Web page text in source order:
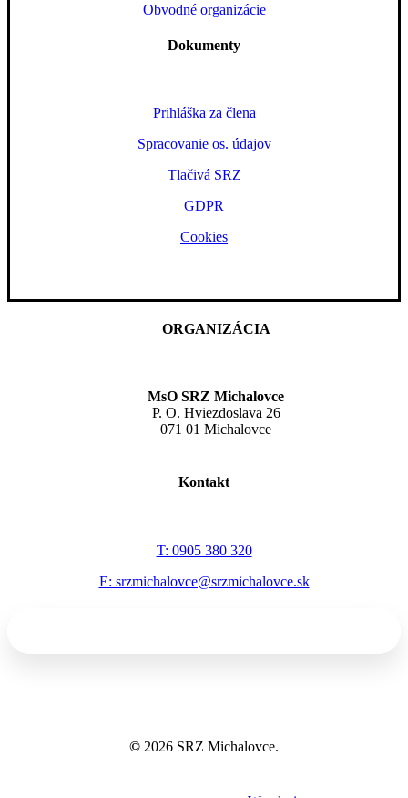
Obvodné organizácie
Dokumenty
Prihláška za člena
Spracovanie os. údajov
Tlačivá SRZ
GDPR
Cookies
ORGANIZÁCIA
MsO SRZ Michalovce
P. O. Hviezdoslava 26
071 01 Michalovce
Kontakt
T: 0905 380 320
E: srzmichalovce@srzmichalovce.sk
© 2026 SRZ Michalovce.